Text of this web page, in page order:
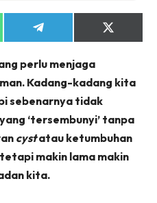
Share
on
Share
on
perlu menjaga
Kadang-kadang kita
sebenarnya tidak
‘tersembunyi’ tanpa
cystatau ketumbuhan
makin lama makin
kita.